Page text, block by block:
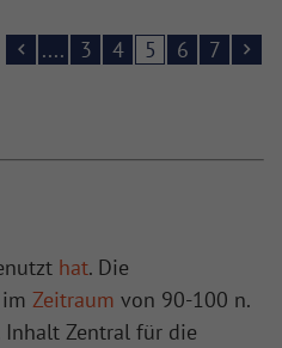
.... 3 4 5 6 7
hat. Die
Zeitraum von 90-100 n.
Inhalt Zentral für die